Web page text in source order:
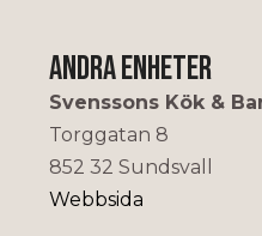
Andra enheter
Svenssons Kök &
Torggatan 8
852 32 Sundsvall
Webbsida